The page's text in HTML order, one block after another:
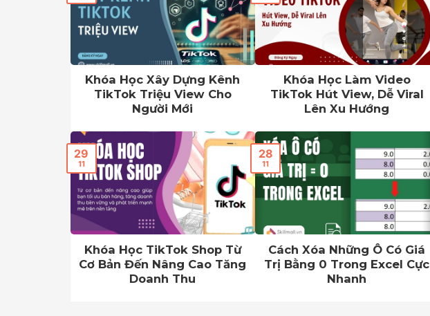
Khóa Học Xây Dựng Kênh
TikTok Triệu View Cho
Người Mới
Khóa Học Làm Video
TikTok Hút View, Dễ Viral
Lên Xu Hướng
Khóa Học TikTok Shop Từ
Cơ Bản Đến Nâng Cao Tăng
Doanh Thu
29
11
Cách Xóa Những Ô Có Giá
Trị Bằng 0 Trong Excel Cực
Nhanh
28
11